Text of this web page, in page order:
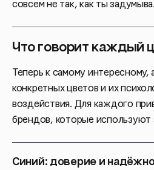
совсем не так, как ты
Что говорит каждый
Теперь к самому интересному,
конкретных цветов и их
воздействия. Для каждого
брендов, которые используют
Синий: доверие и